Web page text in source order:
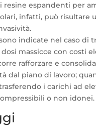
espandenti per
infatti, può risultare
indicate nel caso di
massicce con costi
rafforzare e
dal piano di lavoro;
i carichi ad
o non idonei.